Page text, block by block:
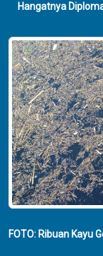
Hangatnya
FOTO: Ribuan Kayu